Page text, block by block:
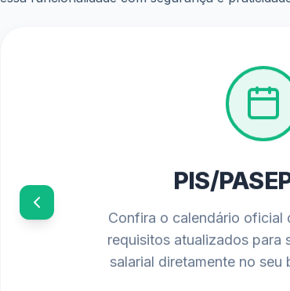
PIS/
Confira o calendário oficial
requisitos atualizados para
salarial diretamente no